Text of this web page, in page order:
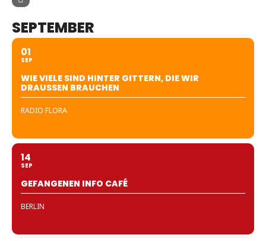
SEPTEMBER
01
SEP
WIE VIELE SIND HINTER GITTERN, DIE WIR
DRAUSSEN BRAUCHEN
RADIO FLORA
14
SEP
GEFANGENEN INFO CAFÉ
BERLIN